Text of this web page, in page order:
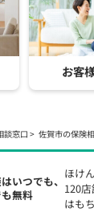
お客
談窓口 佐賀市の保険
いつでも、
無料
ほけ
120
はも